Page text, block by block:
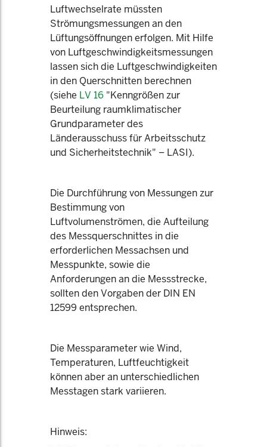
Luftwechselrate müssten
Strömungsmessungen an den
Lüftungsöffnungen erfolgen. Mit Hilfe
von Luftgeschwindigkeitsmessungen
lassen sich die Luftgeschwindigkeiten
in den Querschnitten berechnen
(siehe LV 16 "Kenngrößen zur
Beurteilung raumklimatischer
Grundparameter des
Länderausschuss für Arbeitsschutz
und Sicherheitstechnik" – LASI).
Die Durchführung von Messungen zur
Bestimmung von
Luftvolumenströmen, die Aufteilung
des Messquerschnittes in die
erforderlichen Messachsen und
Messpunkte, sowie die
Anforderungen an die Messstrecke,
sollten den Vorgaben der DIN EN
12599 entsprechen.
Die Messparameter wie Wind,
Temperaturen, Luftfeuchtigkeit
können aber an unterschiedlichen
Messtagen stark variieren.
Hinweis: